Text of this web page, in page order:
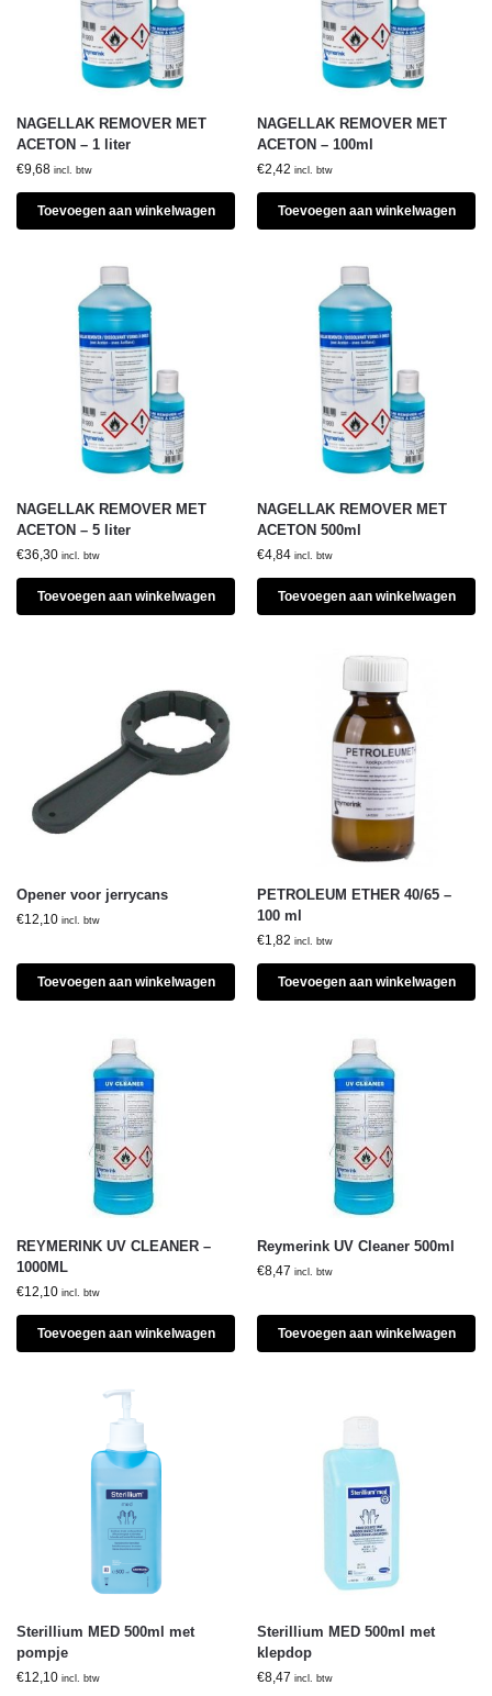
NAGELLAK REMOVER MET
ACETON – 1 liter
€9,68 incl. btw
Toevoegen aan winkelwagen
NAGELLAK REMOVER MET
ACETON – 100ml
€2,42 incl. btw
Toevoegen aan winkelwagen
NAGELLAK REMOVER MET
ACETON – 5 liter
€36,30 incl. btw
Toevoegen aan winkelwagen
NAGELLAK REMOVER MET
ACETON 500ml
€4,84 incl. btw
Toevoegen aan winkelwagen
Opener voor jerrycans
€12,10 incl. btw
Toevoegen aan winkelwagen
PETROLEUM ETHER 40/65 –
100 ml
€1,82 incl. btw
Toevoegen aan winkelwagen
REYMERINK UV CLEANER –
1000ML
€12,10 incl. btw
Toevoegen aan winkelwagen
Reymerink UV Cleaner 500ml
€8,47 incl. btw
Toevoegen aan winkelwagen
Sterillium MED 500ml met
pompje
€12,10 incl. btw
Sterillium MED 500ml met
klepdop
€8,47 incl. btw